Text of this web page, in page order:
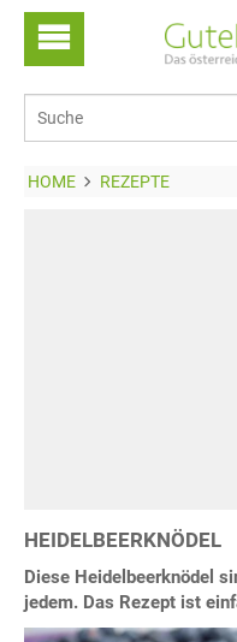
HOME REZEPTE
HEIDELBEERKNÖDEL
Diese Heidelbeerknödel
jedem. Das Rezept ist